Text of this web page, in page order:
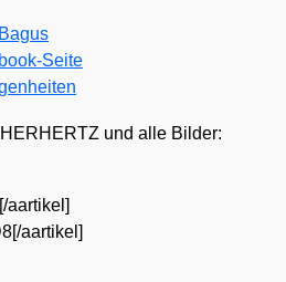
Sei­te
und alle Bil­der:
aartikel]
aartikel]